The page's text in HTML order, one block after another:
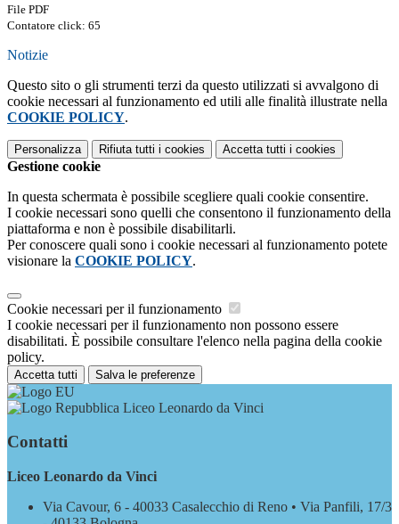
File PDF
Contatore click: 65
Notizie
Questo sito o gli strumenti terzi da questo utilizzati si avvalgono di
cookie necessari al funzionamento ed utili alle finalità illustrate nella
COOKIE POLICY.
Personalizza Rifiuta tutti i cookies Accetta tutti i cookies
Gestione cookie
In questa schermata è possibile scegliere quali cookie consentire.
I cookie necessari sono quelli che consentono il funzionamento della
piattaforma e non è possibile disabilitarli.
Per conoscere quali sono i cookie necessari al funzionamento potete
visionare la COOKIE POLICY.
Cookie necessari per il funzionamento
I cookie necessari per il funzionamento non possono essere
disabilitati. È possibile consultare l'elenco nella pagina della cookie
policy.
Accetta tutti Salva le preferenze
Liceo Leonardo da Vinci
Contatti
Liceo Leonardo da Vinci
Via Cavour, 6 - 40033 Casalecchio di Reno • Via Panfili, 17/3